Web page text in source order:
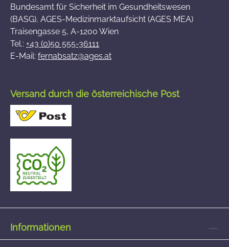
Bundesamt für Sicherheit im Gesundheitswesen
(BASG), AGES-Medizinmarktaufsicht (AGES MEA)
Traisengasse 5, A-1200 Wien
Tel.: +43 (0)50 555-36111
E-Mail: fernabsatz@ages.at
Versand durch die österreichische Post
Informationen